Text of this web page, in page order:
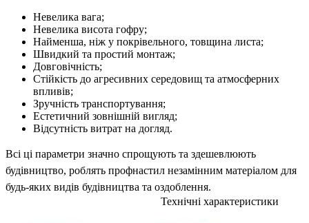
Невелика вага;
Невелика висота гофру;
Найменша, ніж у покрівельного, товщина листа;
Швидкий та простий монтаж;
Довговічність;
Стійкість до агресивних середовищ та атмосферних
впливів;
Зручність транспортування;
Естетичний зовнішній вигляд;
Відсутність витрат на догляд.
Всі ці параметри значно спрощують та здешевлюють
будівництво, роблять профнастил незамінним матеріалом для
будь-яких видів будівництва та оздоблення.
Технічні характеристики